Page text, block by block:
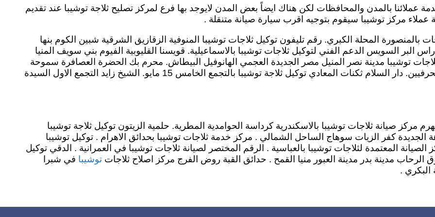
عملائنا بالمدن والمحافظات لكن هناك ايضاً بعض المدن لايوجد بها فرع لمركز تصليح ثلاجة توشيبا عند تقديم
مركز توشيبا سيقوم بتوجيه اقرب سيارة صيانة متنقلة .
بالمنصورة المحلة الكبري. رقم تليفون توكيل ثلاجات توشيبا المنوفية الزقازيق الشرقية شبين الكوم بنها
السويس الدعم الفني لتوكيل ثلاجات توشيبا بالاسماعيلية. قويسنا القليوبية الفيوم بني سويف المنيا
المعادي. مركز ثلاجات توشيبا مدينة نصر المنيل مصر الجديدة العجمي الهانوفيل البيطاش. محرم بك الحضرة العصافرة سموحة
المندرة لوران عين شمس عزبة النخل مدينة السلام الحرفيين. دار السلام ثكنات المعادي توكيل ثلاجة توشيبا بالتجمع الخامس 15 مايو. الشيخ زايد التجمع الاول السيدة
مركز صيانة ثلاجات توشيبا بالاسكندرية كرداسة الحوامدية المطرية. حلمية الزيتون توكيل ثلاجة توشيبا
الجديدة كفر الزيات سوهاج الساحل الشمالي . مركز خدمة ثلاجات توشيبا بحدائق الاهرام . توكيل توشيبا
الصيانة المعتمدة لثلاجات توشيبا بالعباسية . الرقم المختصر لصيانة ثلاجات توشيبا في العمرانية . الدقي توكيل
الرحاب مدينة بدر مدينة العبور منيا القمح . حدائق القبة روض الفرج مركز اصلاح ثلاجات توشيبا في شبرا
البكري .